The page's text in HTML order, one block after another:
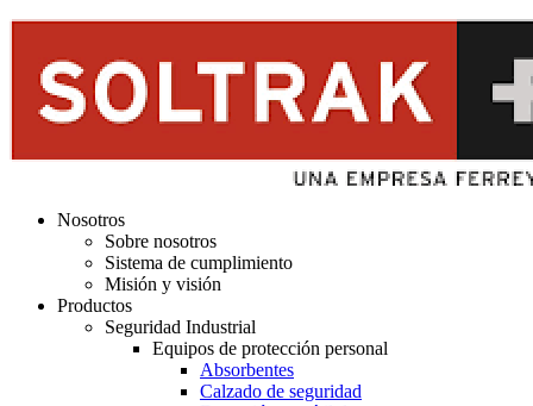
Nosotros
Sobre nosotros
Sistema de cumplimiento
Misión y visión
Productos
Seguridad Industrial
Equipos de protección personal
Absorbentes
Calzado de seguridad